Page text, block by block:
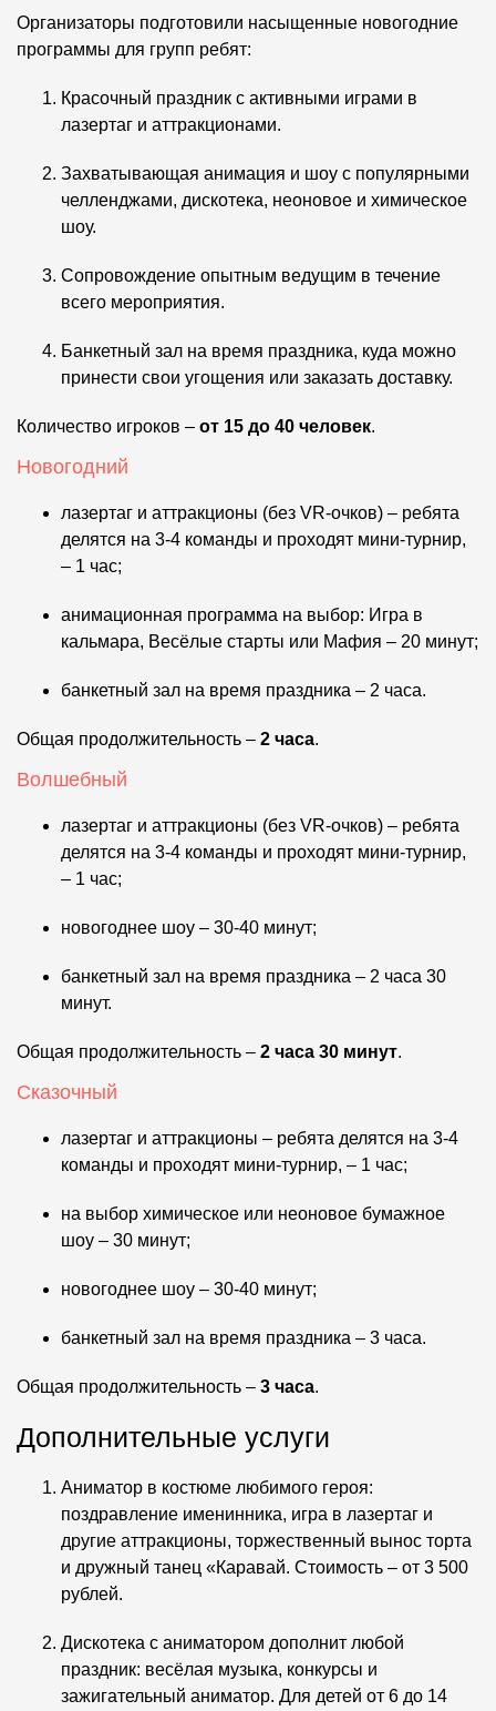
Организаторы подготовили насыщенные новогодние
программы для групп ребят:
Красочный праздник с активными играми в
лазертаг и аттракционами.
Захватывающая анимация и шоу с популярными
челленджами, дискотека, неоновое и химическое
шоу.
Сопровождение опытным ведущим в течение
всего мероприятия.
Банкетный зал на время праздника, куда можно
принести свои угощения или заказать доставку.
Количество игроков – от 15 до 40 человек.
Новогодний
лазертаг и аттракционы (без VR-очков) – ребята
делятся на 3-4 команды и проходят мини-турнир,
– 1 час;
анимационная программа на выбор: Игра в
кальмара, Весёлые старты или Мафия – 20 минут;
банкетный зал на время праздника – 2 часа.
Общая продолжительность – 2 часа.
Волшебный
лазертаг и аттракционы (без VR-очков) – ребята
делятся на 3-4 команды и проходят мини-турнир,
– 1 час;
новогоднее шоу – 30-40 минут;
банкетный зал на время праздника – 2 часа 30
минут.
Общая продолжительность – 2 часа 30 минут.
Сказочный
лазертаг и аттракционы – ребята делятся на 3-4
команды и проходят мини-турнир, – 1 час;
на выбор химическое или неоновое бумажное
шоу – 30 минут;
новогоднее шоу – 30-40 минут;
банкетный зал на время праздника – 3 часа.
Общая продолжительность – 3 часа.
Дополнительные услуги
Аниматор в костюме любимого героя:
поздравление именинника, игра в лазертаг и
другие аттракционы, торжественный вынос торта
и дружный танец «Каравай. Стоимость – от 3 500
рублей.
Дискотека с аниматором дополнит любой
праздник: весёлая музыка, конкурсы и
зажигательный аниматор. Для детей от 6 до 14